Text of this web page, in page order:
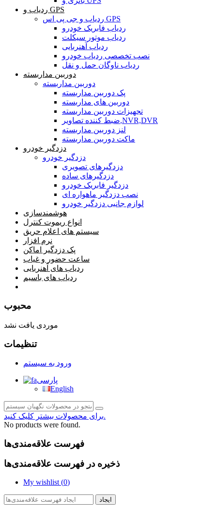
ردیاب و GPS
ردیاب و جی پی اس GPS
ردیاب فابریک خودرو
ردیاب موتور سیکلت
ردیاب آهنربایی
نصب تخصصی ردیاب خودرو
ردیاب ناوگان حمل و نقل
دوربین مداربسته
دوربین مداربسته
پک دوربین مداربسته
دوربین های مداربسته
تجهیزات دوربین مداربسته
ضبط کننده تصاویر,NVR,DVR
لنز دوربین مداربسته
ماکت دوربین مداربسته
دزدگیر خودرو
دزدگیر خودرو
دزدگیرهای تصویری
دزدگیرهای ساده
دزدگیر فابریک خودرو
نصب دزدگیر ماهواره ای
لوازم جانبی دزدگیر خودرو
هوشمندسازی
انواع ریموت کنترل
سیستم های اعلام حریق
نرم افزار
پک دزدگیر اماکن
ساعت حضور و غیاب
ردیاب های آهنربایی
ردیاب های باسیم
محبوب
موردی یافت نشد
تنظیمات
ورود به سیستم
پارسی
English
برای محصولات بیشتر کلیک کنید.
No products were found.
فهرست علاقه‌مندی‌ها
ذخیره در فهرست علاقه‌مندی‌ها
My wishlist (0)
ایجاد